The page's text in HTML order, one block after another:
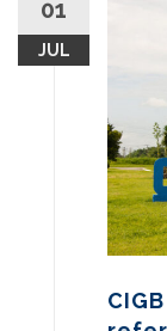
content
01
JUL